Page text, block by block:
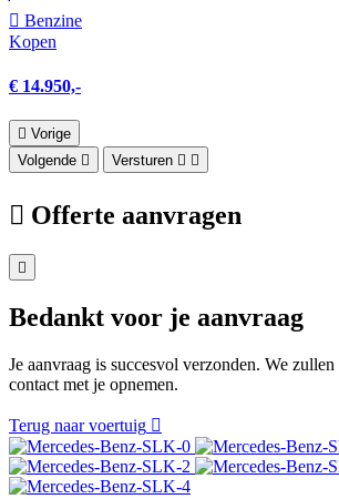
Benzine
Kopen
€ 14.950,-
Vorige
Volgende
Versturen
Offerte aanvragen
Bedankt voor je aanvraag
Je aanvraag is succesvol verzonden. We
contact met je opnemen.
Terug naar voertuig